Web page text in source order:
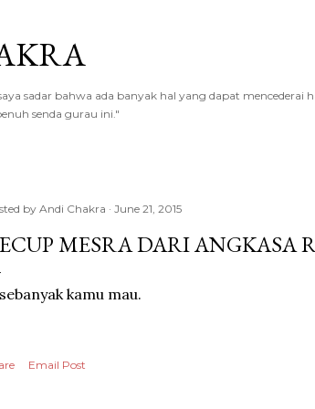
sadar bahwa ada banyak hal yang dapat mencederai
senda gurau ini."
by Andi Chakra June 21, 2015
MESRA DARI ANGKASA
kamu mau.
Email Post